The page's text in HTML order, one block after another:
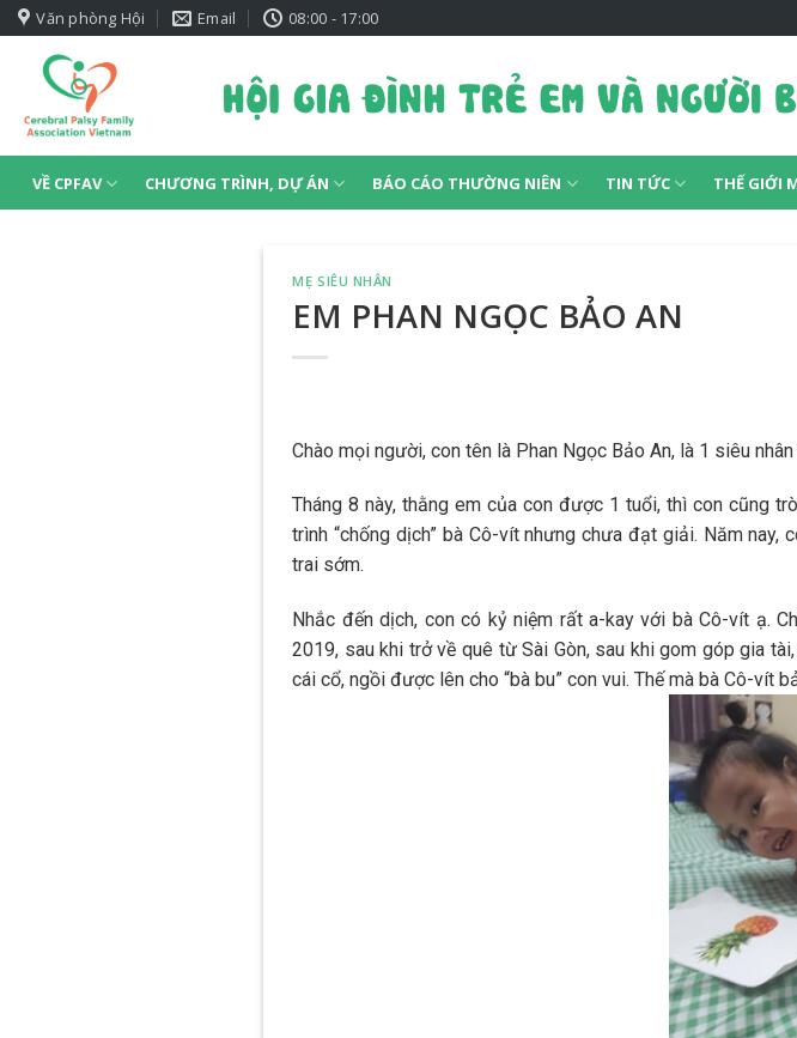
Skip
to
content
Văn phòng Hội Email 08:00 - 17:00
VỀ CPFAV CHƯƠNG TRÌNH, DỰ ÁN BÁO CÁO THƯỜNG NIÊN TIN TỨC THẾ GIỚI
MẸ SIÊU NHÂN
EM PHAN NGỌC BẢO AN
Chào mọi người, con tên là Phan Ngọc Bảo An, là 1 siêu
Tháng 8 này, thằng em của con được 1 tuổi, thì con cũng
trình “chống dịch” bà Cô-vít nhưng chưa đạt giải. Năm
trai sớm.
Nhắc đến dịch, con có kỷ niệm rất a-kay với bà Cô-vít ạ.
2019, sau khi trở về quê từ Sài Gòn, sau khi gom góp gia
cái cổ, ngồi được lên cho “bà bu” con vui. Thế mà bà Cô-vít